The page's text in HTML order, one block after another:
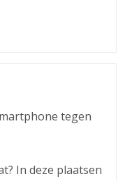
tegen
In deze plaatsen